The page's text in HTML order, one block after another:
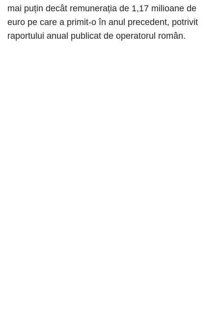
mai puțin decât remunerația de 1,17 milioane de
euro pe care a primit-o în anul precedent, potrivit
raportului anual publicat de operatorul român.